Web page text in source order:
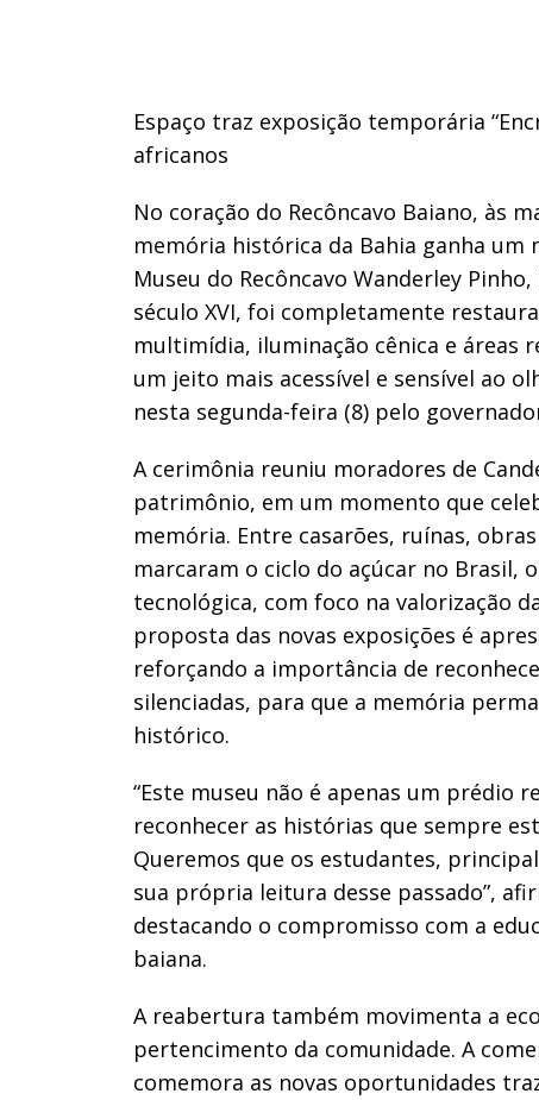
Espaço traz exposição temporária
africanos
No coração do Recôncavo Baiano, às
memória histórica da Bahia ganha um
Museu do Recôncavo Wanderley
século XVI, foi completamente
multimídia, iluminação cênica e áreas
um jeito mais acessível e sensível ao
nesta segunda-feira (8) pelo
A cerimônia reuniu moradores de
patrimônio, em um momento que
memória. Entre casarões, ruínas,
marcaram o ciclo do açúcar no Brasil,
tecnológica, com foco na valorização
proposta das novas exposições é
reforçando a importância de
silenciadas, para que a memória
histórico.
“Este museu não é apenas um prédio
reconhecer as histórias que sempre
Queremos que os estudantes,
sua própria leitura desse passado”,
destacando o compromisso com a
baiana.
A reabertura também movimenta a
pertencimento da comunidade. A
comemora as novas oportunidades